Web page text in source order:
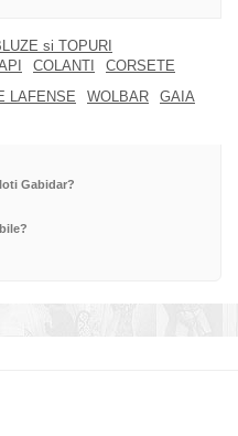
si TOPURI
COLANTI
CORSETE
LAFENSE WOLBAR
GAIA
Gabidar?